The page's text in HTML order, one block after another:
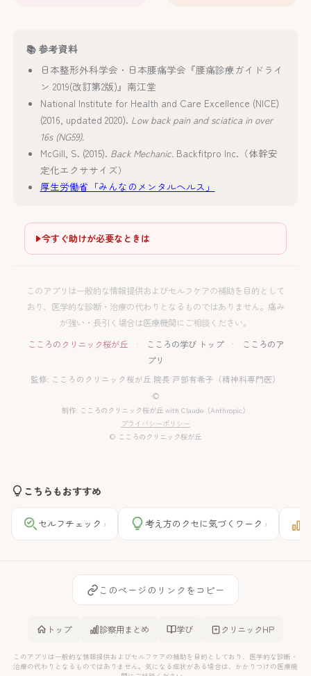
📚 参考資料
日本整形外科学会・日本腰痛学会『腰痛診療ガイドライ
ン 2019(改訂第2版)』南江堂
National Institute for Health and Care Excellence (NICE)
(2016, updated 2020). Low back pain and sciatica in over
16s (NG59).
McGill, S. (2015). Back Mechanic.Backfitpro Inc.（体幹安
定化エクササイズ）
厚生労働省「みんなのメンタルヘルス」
今すぐ助けが必要なときは
このアプリは一般的な情報提供およびセルフケアの補助を目的として
おり、医学的な診断・治療の代わりとなるものではありません。痛み
が強い・長引く場合は医療機関にご相談ください。
こころのクリニック桜が丘· こころの学び トップ·
こころのア
プリ
監修: こころのクリニック桜が丘 院長 戸部有希子（精神科専門医）
©
制作: こころのクリニック桜が丘 with Claude（Anthropic）
プライバシーポリシー
© こころのクリニック桜が丘
こちらもおすすめ
セルフチェック › 考え方のクセに気づくワーク ›
このページのリンクをコピー
トップ 診察用まとめ 学び クリニックHP
このアプリは一般的な情報提供およびセルフケアの補助を目的としており、医学的な診断・
治療の代わりとなるものではありません。気になる症状がある場合は、かかりつけの医療機